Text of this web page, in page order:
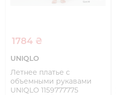
1784 ₴
UNIQLO
Летнее платье с
объемными рукавами
UNIQLO 1159777775